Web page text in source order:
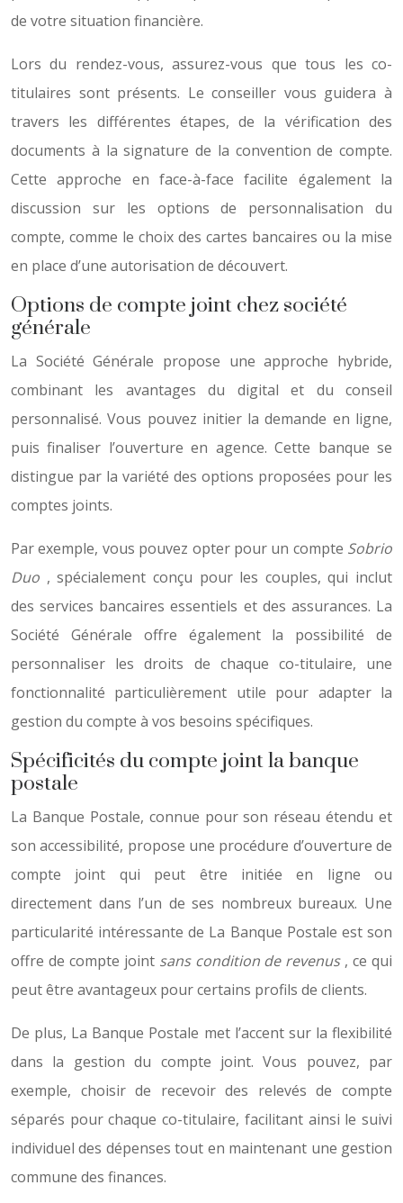
de votre situation financière.
Lors du rendez-vous, assurez-vous que tous les co-
titulaires sont présents. Le conseiller vous guidera à
travers les différentes étapes, de la vérification des
documents à la signature de la convention de compte.
Cette approche en face-à-face facilite également la
discussion sur les options de personnalisation du
compte, comme le choix des cartes bancaires ou la mise
en place d’une autorisation de découvert.
Options de compte joint chez société
générale
La Société Générale propose une approche hybride,
combinant les avantages du digital et du conseil
personnalisé. Vous pouvez initier la demande en ligne,
puis finaliser l’ouverture en agence. Cette banque se
distingue par la variété des options proposées pour les
comptes joints.
Par exemple, vous pouvez opter pour un compte Sobrio
Duo , spécialement conçu pour les couples, qui inclut
des services bancaires essentiels et des assurances. La
Société Générale offre également la possibilité de
personnaliser les droits de chaque co-titulaire, une
fonctionnalité particulièrement utile pour adapter la
gestion du compte à vos besoins spécifiques.
Spécificités du compte joint la banque
postale
La Banque Postale, connue pour son réseau étendu et
son accessibilité, propose une procédure d’ouverture de
compte joint qui peut être initiée en ligne ou
directement dans l’un de ses nombreux bureaux. Une
particularité intéressante de La Banque Postale est son
offre de compte joint sans condition de revenus , ce qui
peut être avantageux pour certains profils de clients.
De plus, La Banque Postale met l’accent sur la flexibilité
dans la gestion du compte joint. Vous pouvez, par
exemple, choisir de recevoir des relevés de compte
séparés pour chaque co-titulaire, facilitant ainsi le suivi
individuel des dépenses tout en maintenant une gestion
commune des finances.